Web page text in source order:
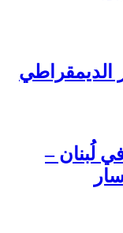
الديمقراطي
لُبنان –